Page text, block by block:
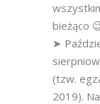
bieżąco
➤
(tzw.
2019).